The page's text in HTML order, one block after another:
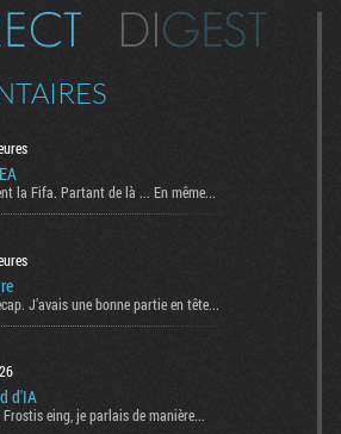
la Fifa. Partant de là ... En même...
J’avais une bonne partie en tête...
d'IA
eing, je parlais de manière...